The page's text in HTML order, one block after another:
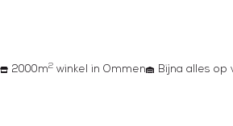
2000m2winkel in Ommen Bijna alles op